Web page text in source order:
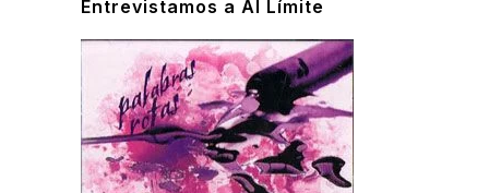
Entrevistamos a Al Límite